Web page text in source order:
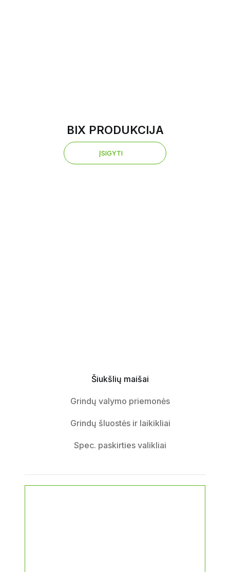
BIX PRODUKCIJA
ĮSIGYTI
ĮSIGYTI
Šiukšlių maišai
Grindų valymo priemonės
Grindų šluostės ir laikikliai
Spec. paskirties valikliai